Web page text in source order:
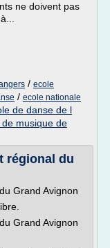
ne doivent pas
/ ecole
/ ecole nationale
de danse de l
musique de
régional du
Grand Avignon
Grand Avignon